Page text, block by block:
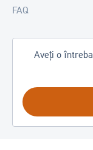
FAQ
Aveți o